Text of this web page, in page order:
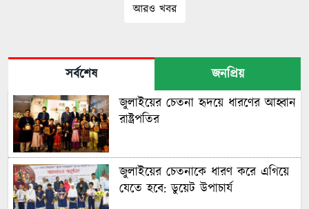
আরও খবর
সর্বশেষ
জনপ্রিয়
জুলাইয়ের চেতনা হৃদয়ে ধারণের আহ্বান
রাষ্ট্রপতির
জুলাইয়ের চেতনাকে ধারণ করে এগিয়ে
যেতে হবে: ডুয়েট উপাচার্য